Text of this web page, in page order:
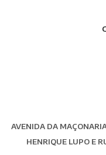
AVENIDA DA
HENRIQUE LUPO E